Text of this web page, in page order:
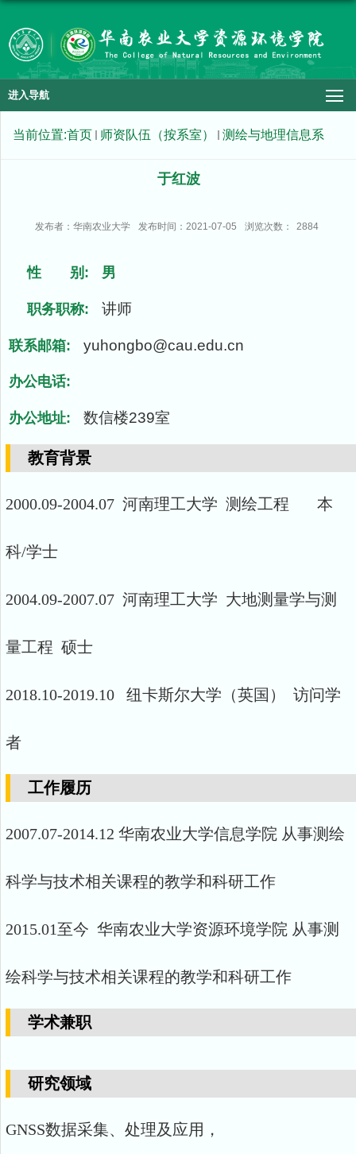
进入导航
当前位置:首页 师资队伍（按系室） 测绘与地理信息系
于红波
发布者：华南农业大学 发布时间：2021-07-05 浏览次数： 2884
性 别: 男
职务职称: 讲师
联系邮箱: yuhongbo@cau.edu.cn
办公电话:
办公地址: 数信楼239室
教育背景
2000.09-2004.07 河南理工大学 测绘工程 本
科/学士
2004.09-2007.07 河南理工大学 大地测量学与测
量工程 硕士
2018.10-2019.10 纽卡斯尔大学（英国） 访问学
者
工作履历
2007.07-2014.12 华南农业大学信息学院 从事测绘
科学与技术相关课程的教学和科研工作
2015.01至今 华南农业大学资源环境学院 从事测
绘科学与技术相关课程的教学和科研工作
学术兼职
研究领域
GNSS数据采集、处理及应用，